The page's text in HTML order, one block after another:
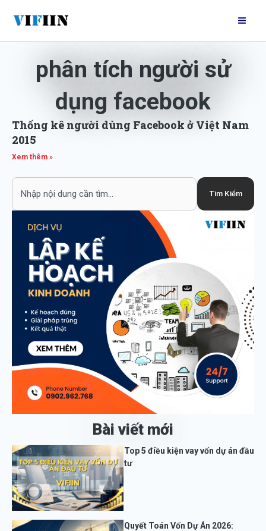
nội
phân tích người sử
dụng facebook
Thống kê người dùng Facebook ở Việt Nam
2015
Xem thêm »
Tìm Kiếm
Bài viết mới
Top 5 điều kiện vay vốn dự án đầu
tư
Quyết Toán Vốn Dự Án 2026: